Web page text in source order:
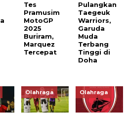
Tes
Pramusim
MotoGP
2025
Buriram,
Marquez
Tercepat
Pulangkan
Taegeuk
Warriors,
Garuda
Muda
Terbang
Tinggi di
Doha
Olahraga Olahraga